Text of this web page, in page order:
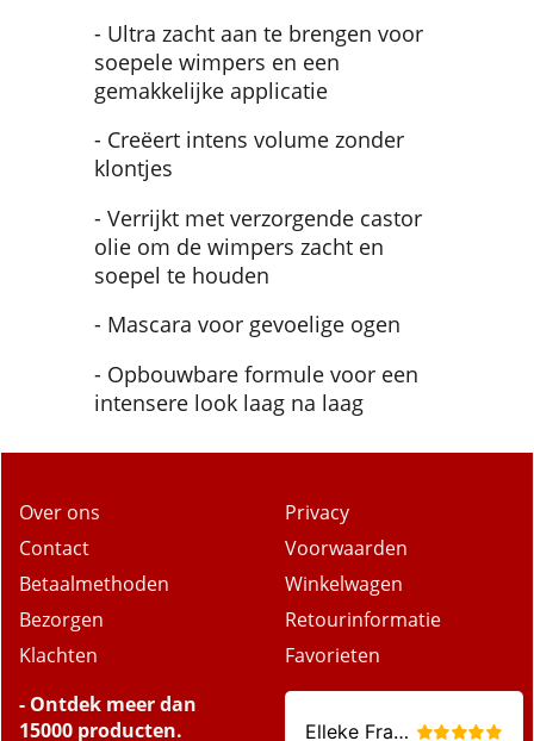
- Ultra zacht aan te brengen voor
soepele wimpers en een
gemakkelijke applicatie
- Creëert intens volume zonder
klontjes
- Verrijkt met verzorgende castor
olie om de wimpers zacht en
soepel te houden
- Mascara voor gevoelige ogen
- Opbouwbare formule voor een
intensere look laag na laag
Over ons
Contact
Betaalmethoden
Bezorgen
Klachten
Privacy
Voorwaarden
Winkelwagen
Retourinformatie
Favorieten
- Ontdek meer dan
15000 producten.